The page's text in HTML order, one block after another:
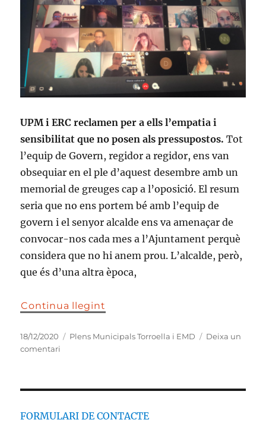
UPM i ERC reclamen per a ells l’empatia i
sensibilitat que no posen als pressupostos. Tot
l’equip de Govern, regidor a regidor, ens van
obsequiar en el ple d’aquest desembre amb un
memorial de greuges cap a l’oposició. El resum
seria que no ens portem bé amb l’equip de
govern i el senyor alcalde ens va amenaçar de
convocar-nos cada mes a l’Ajuntament perquè
considera que no hi anem prou. L’alcalde, però,
que és d’una altra època,
Continua llegint
Publicat
el
18/12/2020 Categories
Plens Municipals Torroella i EMD
Deixa un
comentari
per
FORMULARI DE CONTACTE